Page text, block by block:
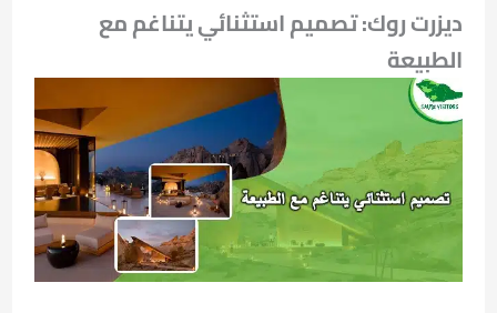
ديزرت روك:تصميم استثنائي يتناغم مع
الطبيعة